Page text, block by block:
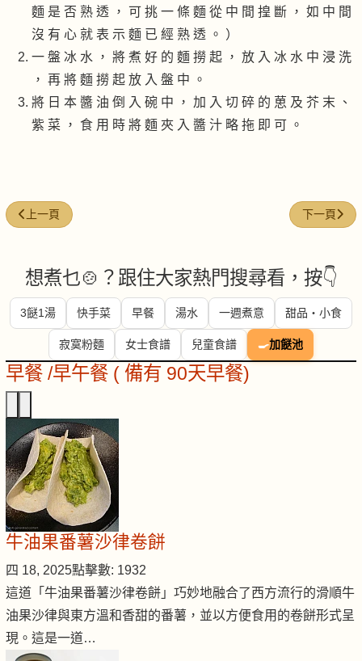
麵 是 否 熟 透 ， 可 挑 一 條 麵 從 中 間 揘 斷 ， 如 中 間
沒 有 心 就 表 示 麵 已 經 熟 透 。 ）
一 盤 冰 水 ， 將 煮 好 的 麵 撈 起 ， 放 入 冰 水 中 浸 洗
， 再 將 麵 撈 起 放 入 盤 中 。
將 日 本 醬 油 倒 入 碗 中 ， 加 入 切 碎 的 葸 及 芥 末 、
紫 菜 ， 食 用 時 將 麵 夾 入 醬 汁 略 拖 即 可 。
上一篇文章: 薑蔥蠔油撈麵
上一頁 下一篇文章
下一頁
想煮乜🍲？跟住大家熱門搜尋看，按👇
3餸1湯 快手菜 早餐 湯水 一週煮意 甜品・小食
寂寞粉麵 女士食譜 兒童食譜 🍳加餸池
早餐 /早午餐 ( 備有 90天早餐)
牛油果番薯沙律卷餅
四 18, 2025點擊數: 1932
這道「牛油果番薯沙律卷餅」巧妙地融合了西方流行的滑順牛
油果沙律與東方溫和香甜的番薯，並以方便食用的卷餅形式呈
現。這是一道…